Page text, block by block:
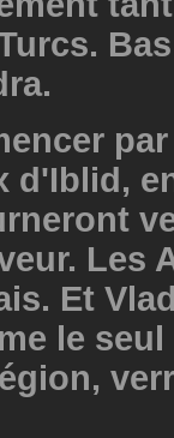
d'Iblid,
Les
Et
le